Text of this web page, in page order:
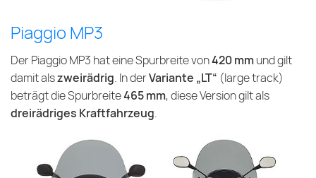
Piaggio MP3
Der Piaggio MP3 hat eine Spurbreite von420 mmund gilt
damit alszweirädrig. In derVariante „LT“ (large track)
beträgt die Spurbreite465 mm, diese Version gilt als
dreirädriges Kraftfahrzeug.